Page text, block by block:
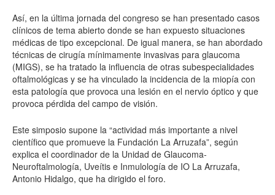
Así, en la última jornada del congreso se han presentado casos
clínicos de tema abierto donde se han expuesto situaciones
médicas de tipo excepcional. De igual manera, se han abordado
técnicas de cirugía mínimamente invasivas para glaucoma
(MIGS), se ha tratado la influencia de otras subespecialidades
oftalmológicas y se ha vinculado la incidencia de la miopía con
esta patología que provoca una lesión en el nervio óptico y que
provoca pérdida del campo de visión.
Este simposio supone la “actividad más importante a nivel
científico que promueve la Fundación La Arruzafa”, según
explica el coordinador de la Unidad de Glaucoma-
Neuroftalmología, Uveítis e Inmulología de IO La Arruzafa,
Antonio Hidalgo, que ha dirigido el foro.